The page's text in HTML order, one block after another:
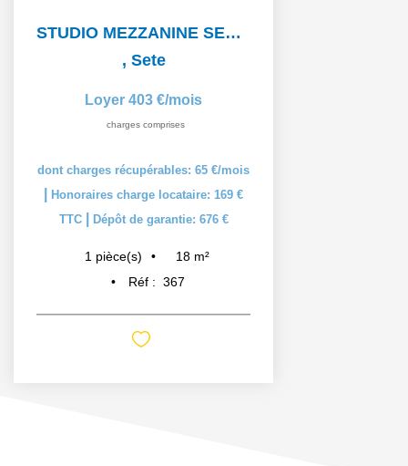
STUDIO MEZZANINE SETE - 1 pièce(s) - 19 m2
, Sete
Loyer 403 €/mois
charges comprises
dont charges récupérables: 65 €/mois
Honoraires charge locataire: 169 €
TTC
Dépôt de garantie: 676 €
1 pièce(s) 18 m²
Réf : 367